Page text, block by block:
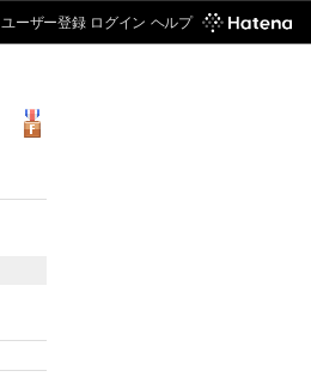
ユーザー登録 ログイン ヘルプ